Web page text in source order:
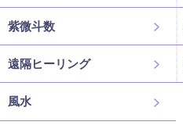
紫微斗数
遠隔ヒーリング
風水